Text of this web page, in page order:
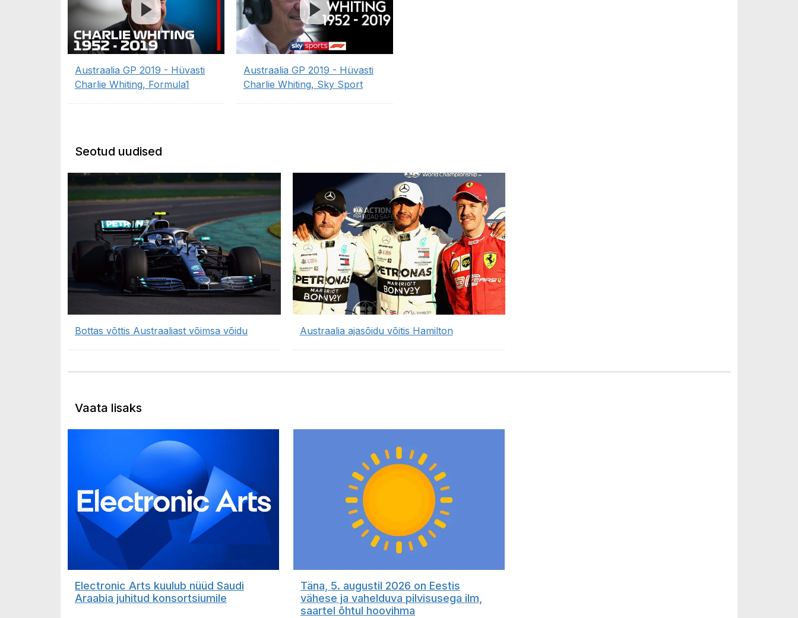
Austraalia GP 2019 - Hüvasti
Charlie Whiting, Formula1
Austraalia GP 2019 - Hüvasti
Charlie Whiting, Sky Sport
Seotud uudised
Bottas võttis Austraaliast võimsa võidu Austraalia ajasõidu võitis Hamilton
Vaata lisaks
Electronic Arts kuulub nüüd Saudi
Araabia juhitud konsortsiumile
Täna, 5. augustil 2026 on Eestis
vähese ja vahelduva pilvisusega ilm,
saartel õhtul hoovihma